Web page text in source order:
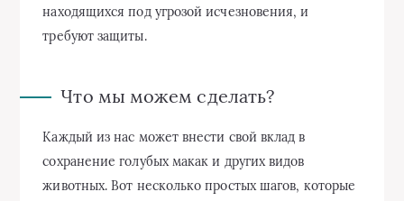
находящихся под угрозой исчезновения, и
требуют защиты.
Что мы можем сделать?
Каждый из нас может внести свой вклад в
сохранение голубых макак и других видов
животных. Вот несколько простых шагов, которые